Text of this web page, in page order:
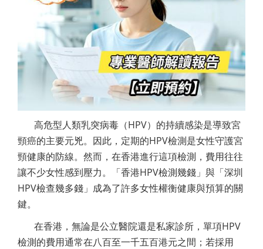
高危型人類乳突病毒（HPV）的持續感染是導致宮
頸癌的主要元兇。因此，定期的HPV檢測是女性守護宮
頸健康的防線。然而，在香港進行這項檢測，費用往往
讓不少女性感到壓力。「香港HPV檢測幾錢」與「深圳
HPV檢查幾多錢」成為了許多女性權衡健康與預算的關
鍵。
在香港，無論是公立醫院還是私家診所，單項HPV
檢測的費用通常在八百至一千五百港元之間；若採用